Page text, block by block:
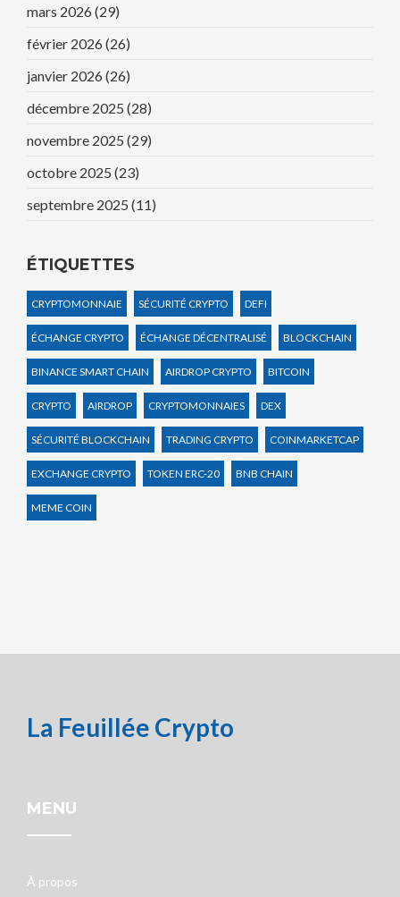
mars 2026 (29)
février 2026 (26)
janvier 2026 (26)
décembre 2025 (28)
novembre 2025 (29)
octobre 2025 (23)
septembre 2025 (11)
ÉTIQUETTES
CRYPTOMONNAIE SÉCURITÉ CRYPTO DEFI
ÉCHANGE CRYPTO ÉCHANGE DÉCENTRALISÉ BLOCKCHAIN
BINANCE SMART CHAIN AIRDROP CRYPTO BITCOIN
CRYPTO AIRDROP CRYPTOMONNAIES DEX
SÉCURITÉ BLOCKCHAIN TRADING CRYPTO COINMARKETCAP
EXCHANGE CRYPTO TOKEN ERC-20 BNB CHAIN
MEME COIN
La Feuillée Crypto
MENU
À propos